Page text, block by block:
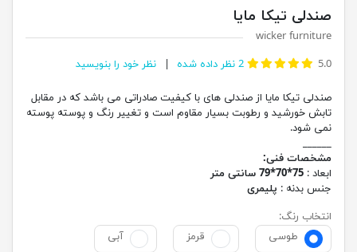
صندلی تیکا مایا
wicker furniture
5.0
2 نظر داده شده نظر خود را بنویسید
صندلی تیکا مایا از صندلی های با کیفیت صادراتی می باشد که در مقابل
تابش خورشید و رطوبت بسیار مقاوم است و تغییر رنگ و پوسته پوسته
نمی شود.
______
مشخصات فنی:
ابعاد : 75*70*79 سانتی متر
جنس بدنه : پلیمری
انتخاب رنگ:
طوسی
قرمز آبی